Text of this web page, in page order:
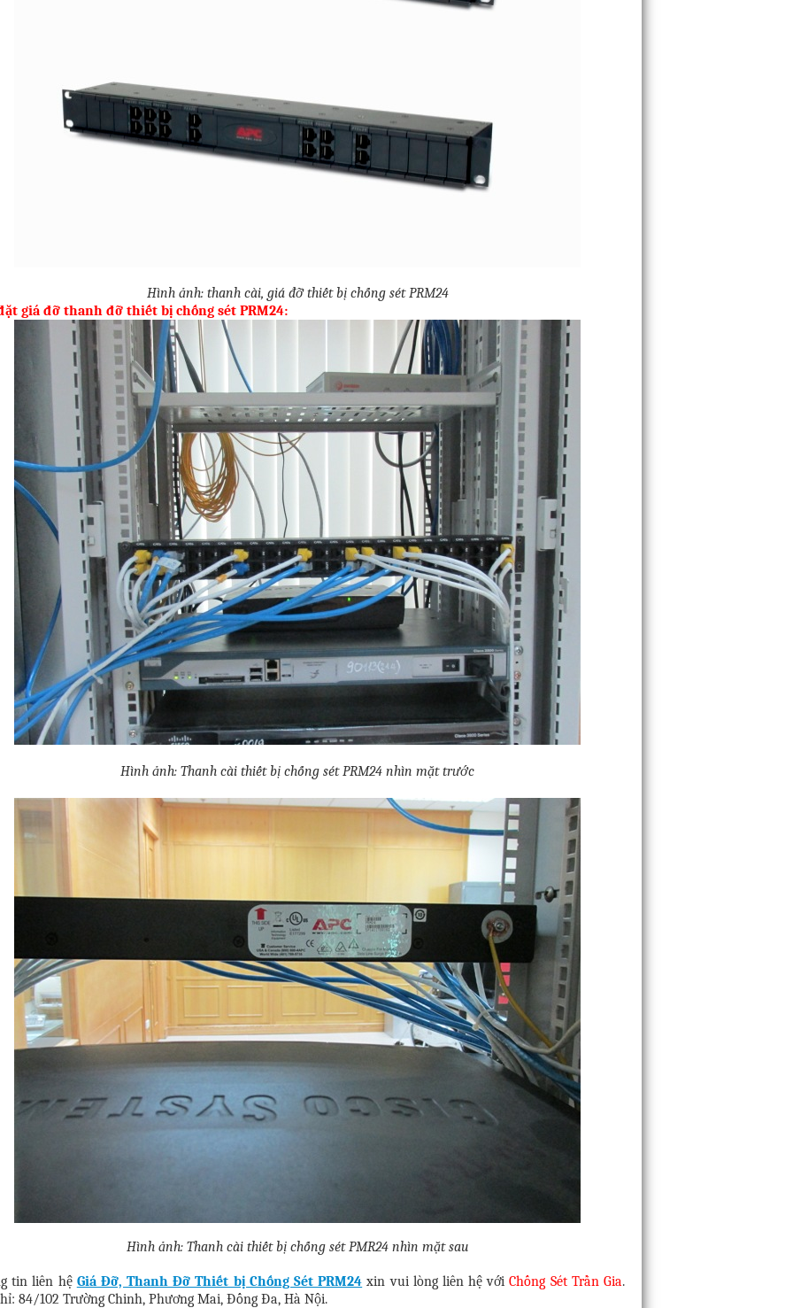
Hình ảnh: thanh cài, giá đỡ thiết bị chống sét PRM24
giá đỡ thanh đỡ thiết bị chống sét PRM24:
Hình ảnh: Thanh cài thiết bị chống sét PRM24 nhìn mặt trước
Hình ảnh: Thanh cài thiết bị chống sét PMR24 nhìn mặt sau
tin liên hệ Giá Đỡ, Thanh Đỡ Thiết bị Chống Sét PRM24 xin vui lòng liên hệ vớiChống Sét Trần Gia.
84/102 Trường Chinh, Phương Mai, Đống Đa, Hà Nội.